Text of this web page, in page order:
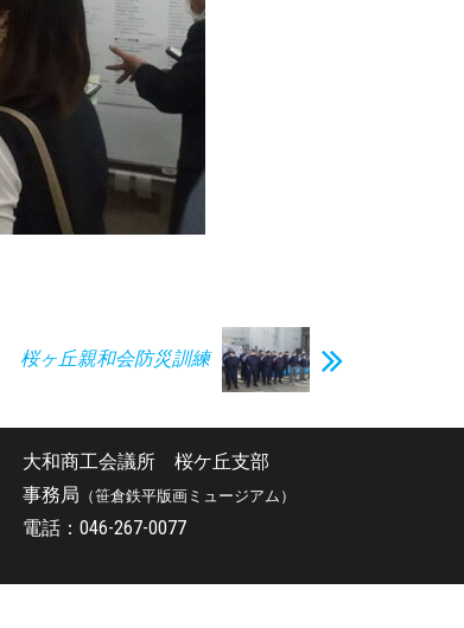
桜ヶ丘親和会防災訓練
大和商工会議所 桜ケ丘支部
事務局 （笹倉鉄平版画ミュージアム）
電話：046-267-0077